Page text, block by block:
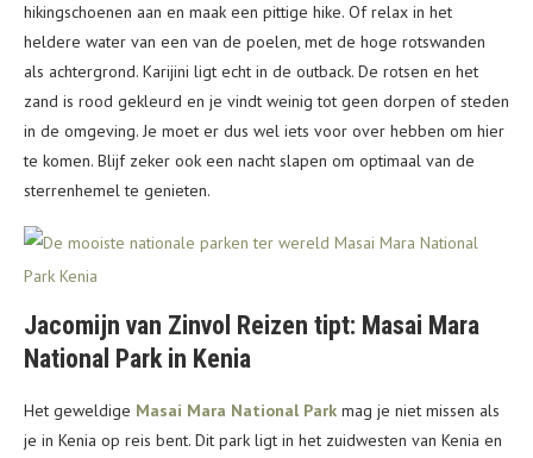
hikingschoenen aan en maak een pittige hike. Of relax in het
heldere water van een van de poelen, met de hoge rotswanden
als achtergrond. Karijini ligt echt in de outback. De rotsen en het
zand is rood gekleurd en je vindt weinig tot geen dorpen of steden
in de omgeving. Je moet er dus wel iets voor over hebben om hier
te komen. Blijf zeker ook een nacht slapen om optimaal van de
sterrenhemel te genieten.
Jacomijn van Zinvol Reizen tipt: Masai Mara
National Park in Kenia
Het geweldige Masai Mara National Park mag je niet missen als
je in Kenia op reis bent. Dit park ligt in het zuidwesten van Kenia en